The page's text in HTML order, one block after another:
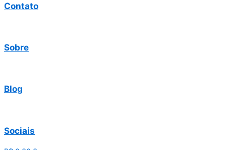
Contato
Sobre
Blog
Sociais